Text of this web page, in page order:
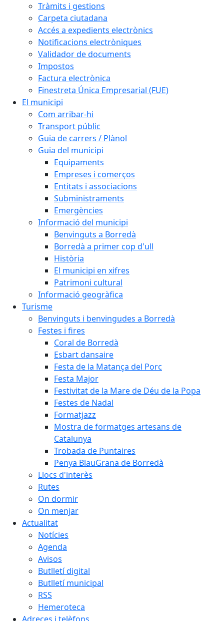
Tràmits i gestions
Carpeta ciutadana
Accés a expedients electrònics
Notificacions electròniques
Validador de documents
Impostos
Factura electrònica
Finestreta Única Empresarial (FUE)
El municipi
Com arribar-hi
Transport públic
Guia de carrers / Plànol
Guia del municipi
Equipaments
Empreses i comerços
Entitats i associacions
Subministraments
Emergències
Informació del municipi
Benvinguts a Borredà
Borredà a primer cop d'ull
Història
El municipi en xifres
Patrimoni cultural
Informació geogràfica
Turisme
Benvinguts i benvingudes a Borredà
Festes i fires
Coral de Borredà
Esbart dansaire
Festa de la Matança del Porc
Festa Major
Festivitat de la Mare de Déu de la Popa
Festes de Nadal
Formatjazz
Mostra de formatges artesans de
Catalunya
Trobada de Puntaires
Penya BlauGrana de Borredà
Llocs d'interès
Rutes
On dormir
On menjar
Actualitat
Notícies
Agenda
Avisos
Butlletí digital
Butlletí municipal
RSS
Hemeroteca